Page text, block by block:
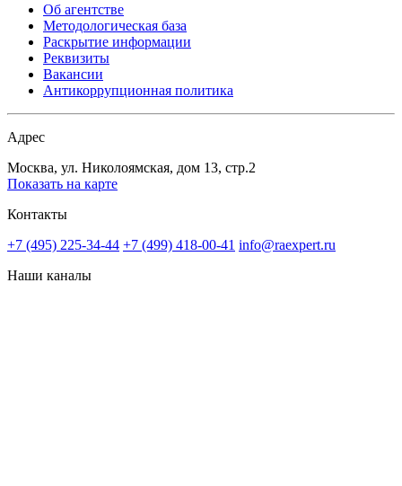
Об агентстве
Методологическая база
Раскрытие информации
Реквизиты
Вакансии
Антикоррупционная политика
Адрес
Москва, ул. Николоямская, дом 13, стр.2
Показать на карте
Контакты
+7 (495) 225-34-44 +7 (499) 418-00-41 info@raexpert.ru
Наши каналы